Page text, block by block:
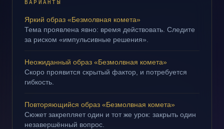
ВАРИАНТЫ
Яркий образ «Безмолвная комета»
Тема проявлена явно: время действовать. Следите
за риском «импульсивные решения».
Неожиданный образ «Безмолвная комета»
Скоро проявится скрытый фактор, и потребуется
гибкость.
Повторяющийся образ «Безмолвная комета»
Сюжет закрепляет один и тот же урок: закрыть один
незавершённый вопрос.